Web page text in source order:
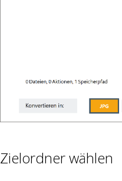
Zielordner wählen